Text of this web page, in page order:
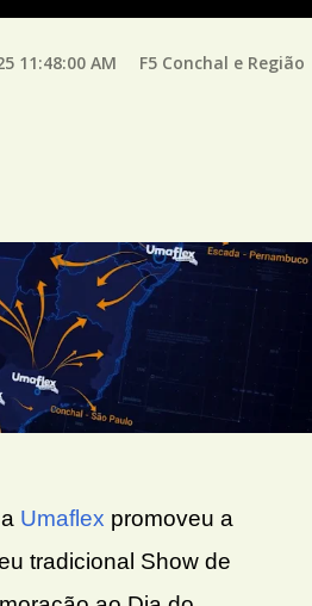
11:48:00 AM F5 Conchal e Região
Umaflex promoveu a
tradicional Show de